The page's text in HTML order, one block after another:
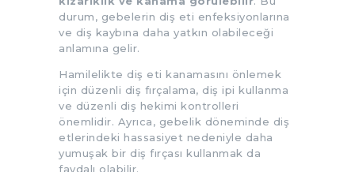
durum, gebelerin diş eti enfeksiyonlarına
ve diş kaybına daha yatkın olabileceği
anlamına gelir.
Hamilelikte diş eti kanamasını önlemek
için düzenli diş fırçalama, diş ipi kullanma
ve düzenli diş hekimi kontrolleri
önemlidir. Ayrıca, gebelik döneminde diş
etlerindeki hassasiyet nedeniyle daha
yumuşak bir diş fırçası kullanmak da
faydalı olabilir.